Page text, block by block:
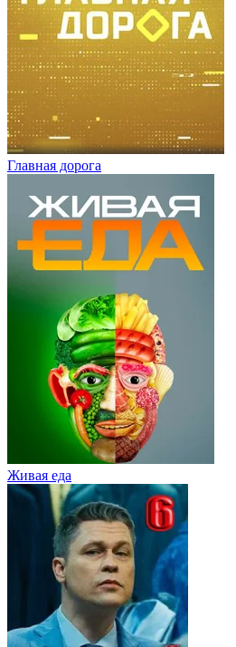
Главная дорога
Живaя eдa